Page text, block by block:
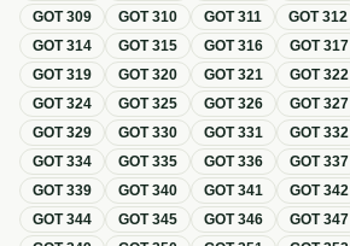
GOT309 GOT310 GOT311 GOT312
GOT314 GOT315 GOT316 GOT317
GOT319 GOT320 GOT321 GOT322
GOT324 GOT325 GOT326 GOT327
GOT329 GOT330 GOT331 GOT332
GOT334 GOT335 GOT336 GOT337
GOT339 GOT340 GOT341 GOT342
GOT344 GOT345 GOT346 GOT347